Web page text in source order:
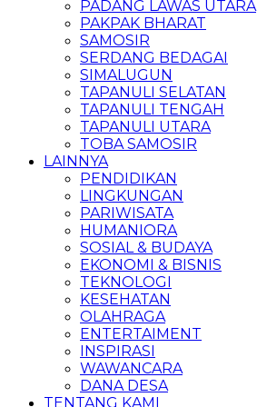
PADANG LAWAS UTARA
PAKPAK BHARAT
SAMOSIR
SERDANG BEDAGAI
SIMALUGUN
TAPANULI SELATAN
TAPANULI TENGAH
TAPANULI UTARA
TOBA SAMOSIR
LAINNYA
PENDIDIKAN
LINGKUNGAN
PARIWISATA
HUMANIORA
SOSIAL & BUDAYA
EKONOMI & BISNIS
TEKNOLOGI
KESEHATAN
OLAHRAGA
ENTERTAIMENT
INSPIRASI
WAWANCARA
DANA DESA
TENTANG KAMI